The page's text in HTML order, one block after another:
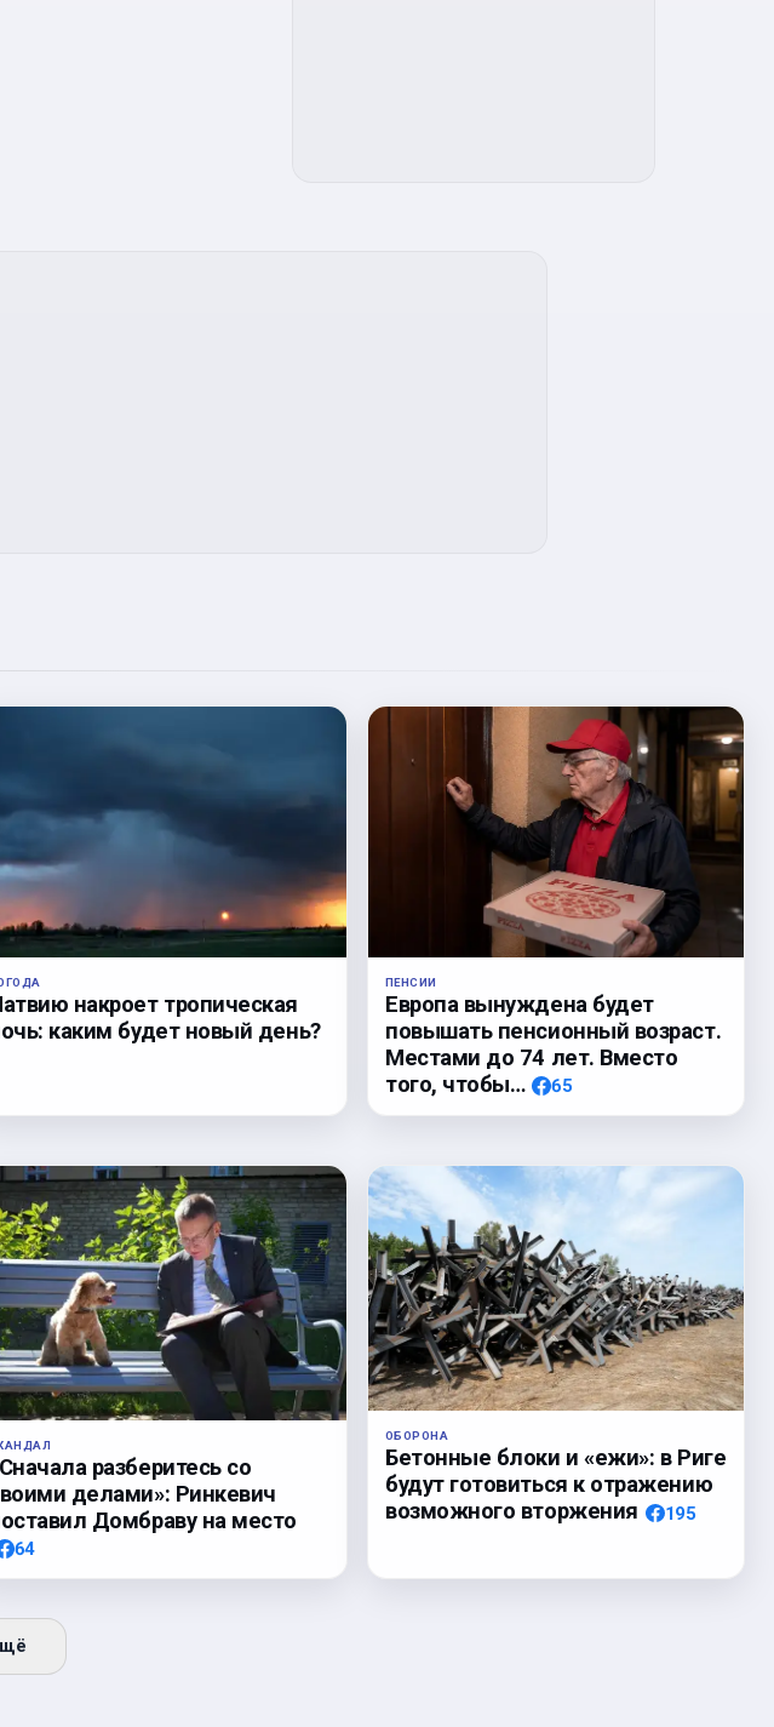
накроет тропическая
каким будет новый день?
ПЕНСИИ
Европа вынуждена будет
повышать пенсионный возраст.
Местами до 74 лет. Вместо
того, чтобы…
65
разберитесь со
делами»: Ринкевич
Домбраву на место
64
ОБОРОНА
Бетонные блоки и «ежи»: в Риге
будут готовиться к отражению
возможного вторжения
195